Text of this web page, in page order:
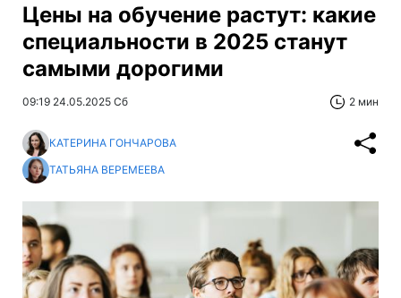
Цены на обучение растут: какие
специальности в 2025 станут
самыми дорогими
09:19 24.05.2025 Сб 2 мин
КАТЕРИНА ГОНЧАРОВА
ТАТЬЯНА ВЕРЕМЕЕВА